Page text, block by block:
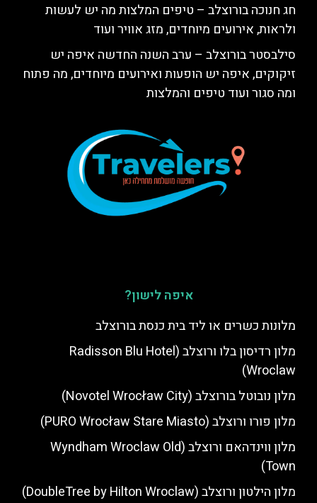
חג חנוכה בורוצלב – טיפים המלצות מה יש לעשות
ולראות, אירועים מיוחדים, מזג אוויר ועוד
סילבסטר בורוצלב – ערב השנה החדשה איפה יש
זיקוקים, איפה יש הופעות ואירועים מיוחדים, מה פתוח
ומה סגור ועוד טיפים והמלצות
איפה לישון?
מלונות כשרים או ליד בית כנסת בורוצלב
מלון רדיסון בלו ורוצלב (Radisson Blu Hotel
Wroclaw)
מלון נובוטל בורוצלב (Novotel Wrocław City)
מלון פורו ורוצלב (PURO Wrocław Stare Miasto)
מלון ווינדהאם ורוצלב (Wyndham Wroclaw Old
Town)
מלון הילטון ורוצלב (DoubleTree by Hilton Wroclaw)